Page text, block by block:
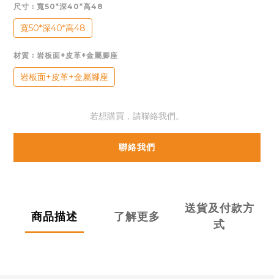
尺寸 : 寬50*深40*高48
寬50*深40*高48
材質 : 岩板面+皮革+金屬腳座
岩板面+皮革+金屬腳座
若想購買，請聯絡我們。
聯絡我們
商品描述 了解更多
送貨及付款方
式